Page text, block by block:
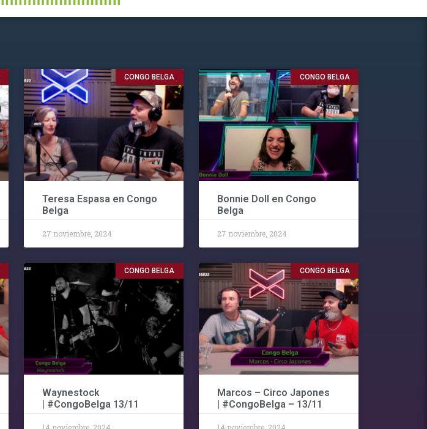
CONGO BELGA
Teresa Espasa en Congo
Belga
27 noviembre, 2024
CONGO BELGA
Bonnie Doll en Congo
Belga
27 noviembre, 2024
CONGO BELGA
Waynestock
| #CongoBelga 13/11
14 noviembre, 2024
CONGO BELGA
Marcos – Circo Japones
| #CongoBelga – 13/11
14 noviembre, 2024